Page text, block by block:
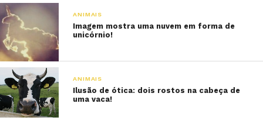
ANIMAIS
Imagem mostra uma nuvem em forma de
unicórnio!
ANIMAIS
Ilusão de ótica: dois rostos na cabeça de
uma vaca!